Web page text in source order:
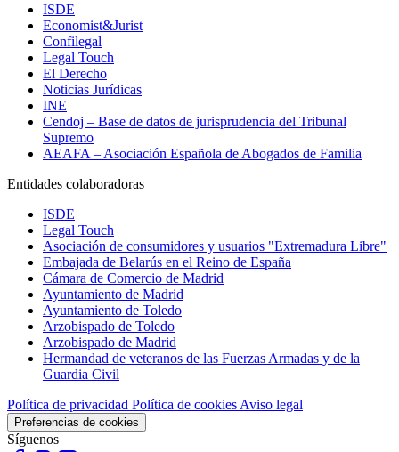
ISDE
Economist&Jurist
Confilegal
Legal Touch
El Derecho
Noticias Jurídicas
INE
Cendoj – Base de datos de jurisprudencia del Tribunal
Supremo
AEAFA – Asociación Española de Abogados de Familia
Entidades colaboradoras
ISDE
Legal Touch
Asociación de consumidores y usuarios "Extremadura Libre"
Embajada de Belarús en el Reino de España
Cámara de Comercio de Madrid
Ayuntamiento de Madrid
Ayuntamiento de Toledo
Arzobispado de Toledo
Arzobispado de Madrid
Hermandad de veteranos de las Fuerzas Armadas y de la
Guardia Civil
Política de privacidad Política de cookies Aviso legal
Preferencias de cookies
Síguenos